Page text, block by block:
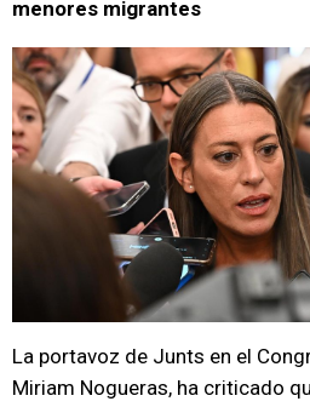
menores migrantes
La portavoz de Junts en el
Miriam Nogueras, ha criticado